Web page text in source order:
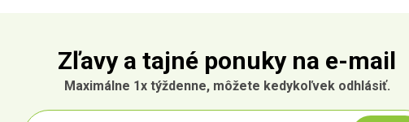
Zľavy a tajné ponuky na e-mail
Maximálne 1x týždenne, môžete kedykoľvek odhlásiť.